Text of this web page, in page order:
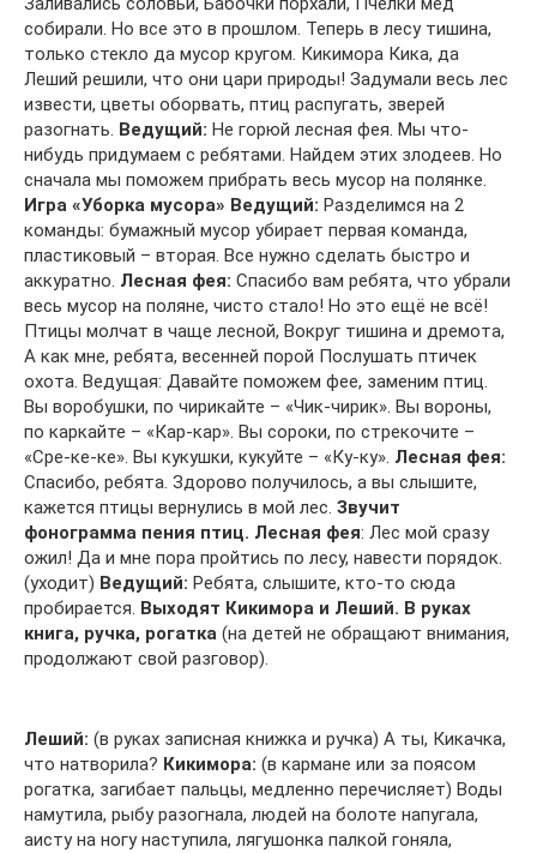
собирали. Но все это в прошлом. Теперь в лесу тишина,
только стекло да мусор кругом. Кикимора Кика, да
Леший решили, что они цари природы! Задумали весь лес
извести, цветы оборвать, птиц распугать, зверей
разогнать. Ведущий: Не горюй лесная фея. Мы что-
нибудь придумаем с ребятами. Найдем этих злодеев. Но
сначала мы поможем прибрать весь мусор на полянке.
Игра «Уборка мусора» Ведущий: Разделимся на 2
команды: бумажный мусор убирает первая команда,
пластиковый – вторая. Все нужно сделать быстро и
аккуратно. Лесная фея: Спасибо вам ребята, что убрали
весь мусор на поляне, чисто стало! Но это ещё не всё!
Птицы молчат в чаще лесной, Вокруг тишина и дремота,
А как мне, ребята, весенней порой Послушать птичек
охота. Ведущая: Давайте поможем фее, заменим птиц.
Вы воробушки, по чирикайте – «Чик-чирик». Вы вороны,
по каркайте – «Кар-кар». Вы сороки, по стрекочите –
«Сре-ке-ке». Вы кукушки, кукуйте – «Ку-ку». Лесная фея:
Спасибо, ребята. Здорово получилось, а вы слышите,
кажется птицы вернулись в мой лес. Звучит
фонограмма пения птиц. Лесная фея: Лес мой сразу
ожил! Да и мне пора пройтись по лесу, навести порядок.
(уходит) Ведущий: Ребята, слышите, кто-то сюда
пробирается. Выходят Кикимора и Леший. В руках
книга, ручка, рогатка (на детей не обращают внимания,
продолжают свой разговор).
Леший: (в руках записная книжка и ручка) А ты, Кикачка,
что натворила? Кикимора: (в кармане или за поясом
рогатка, загибает пальцы, медленно перечисляет) Воды
намутила, рыбу разогнала, людей на болоте напугала,
аисту на ногу наступила, лягушонка палкой гоняла,